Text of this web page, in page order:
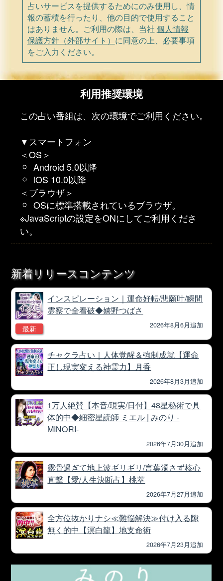
占いサービスを提供するためにのみ使用し、情
報の蓄積を行ったり、他の目的で使用すること
はありません。ご利用の際は、当社 個人情報
保護方針（外部サイト） に同意の上、必要事項
をご入力ください。
利用推奨環境
この占い番組は、次の環境でご利用ください。
▼スマートフォン
＜OS＞
Android 5.0以降
iOS 10.0以降
＜ブラウザ＞
OSに標準搭載されているブラウザ。
※JavaScriptの設定をONにしてご利用くださ
い。
新着リリースコンテンツ
最新
インスピレーション｜運命好転/悲願叶/瞬間
霊察で全看破◆嬉野つばさ
2026年8月6月追加
チャクラ占い｜人体覚醒＆強制成就【運命
正し現実変える神霊力】月香
2026年8月3月追加
1万人絶賛【本音/現実/日付】48星秘術で具
体的中◆細密星読師 ミエル | みのり -
MINORI-
2026年7月30月追加
露骨過ぎて地上波ギリギリ/言葉濁さず核心
直撃【愛/人生決断占】桃萃
2026年7月27月追加
全方位抜かりナシ≪難悩解決≫付け入る隙
無く的中【溟白龍】地支命術
2026年7月23月追加